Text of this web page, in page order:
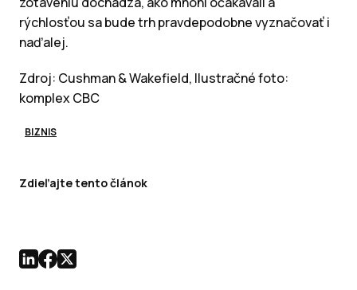
rýchlosťou sa bude trh pravdepodobne vyznačovať i
naďalej.
Zdroj: Cushman & Wakefield, Ilustračné foto:
komplex CBC
BIZNIS
Zdieľajte tento článok